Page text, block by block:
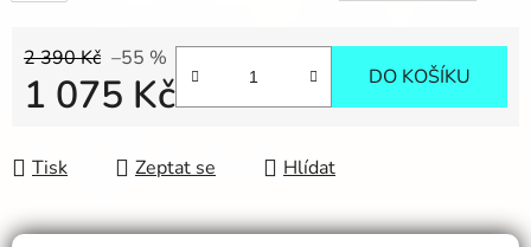
2 390 Kč –55 %
1 075 Kč DO KOŠÍKU
Tisk Zeptat se Hlídat